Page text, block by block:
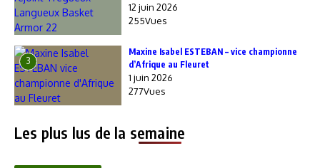
12 juin 2026
255Vues
3
Maxine Isabel ESTEBAN – vice championne
d’Afrique au Fleuret
1 juin 2026
277Vues
Les plus lus de la semaine